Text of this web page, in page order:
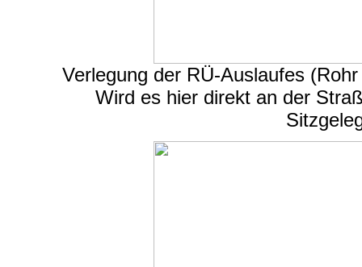
Verlegung der RÜ-Auslaufes
Wird es hier direkt an der